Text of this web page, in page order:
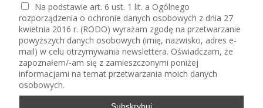
Na podstawie art. 6 ust. 1 lit. a Ogólnego
rozporządzenia o ochronie danych osobowych z dnia 27
kwietnia 2016 r. (RODO) wyrażam zgodę na przetwarzanie
powyższych danych osobowych (imię, nazwisko, adres e-
mail) w celu otrzymywania newslettera. Oświadczam, że
zapoznałem/-am się z zamieszczonymi poniżej
informacjami na temat przetwarzania moich danych
osobowych.